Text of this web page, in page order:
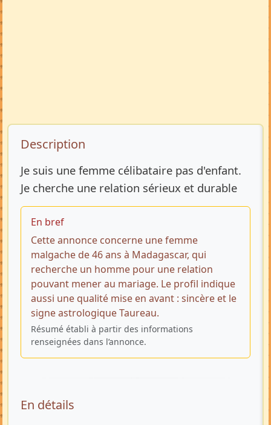
Description de l’annonce
Description
Je suis une femme célibataire pas d'enfant.
Je cherche une relation sérieux et durable
En bref
Cette annonce concerne une femme
malgache de 46 ans à Madagascar, qui
recherche un homme pour une relation
pouvant mener au mariage. Le profil indique
aussi une qualité mise en avant : sincère et le
signe astrologique Taureau.
Résumé établi à partir des informations
renseignées dans l’annonce.
En détails